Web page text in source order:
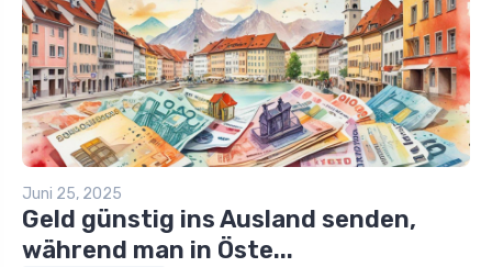
Juni 25, 2025
Geld günstig ins Ausland senden,
während man in Öste...